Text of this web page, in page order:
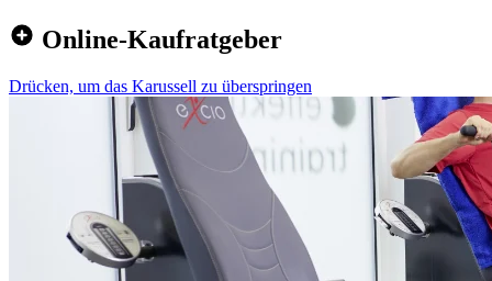
Online-Kaufratgeber
Drücken, um das Karussell zu überspringen